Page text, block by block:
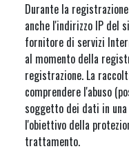
Durante la
anche l'indirizzo IP del
fornitore di servizi
al momento della
registrazione. La
comprendere l'abuso
soggetto dei dati in
l'obiettivo della
trattamento.